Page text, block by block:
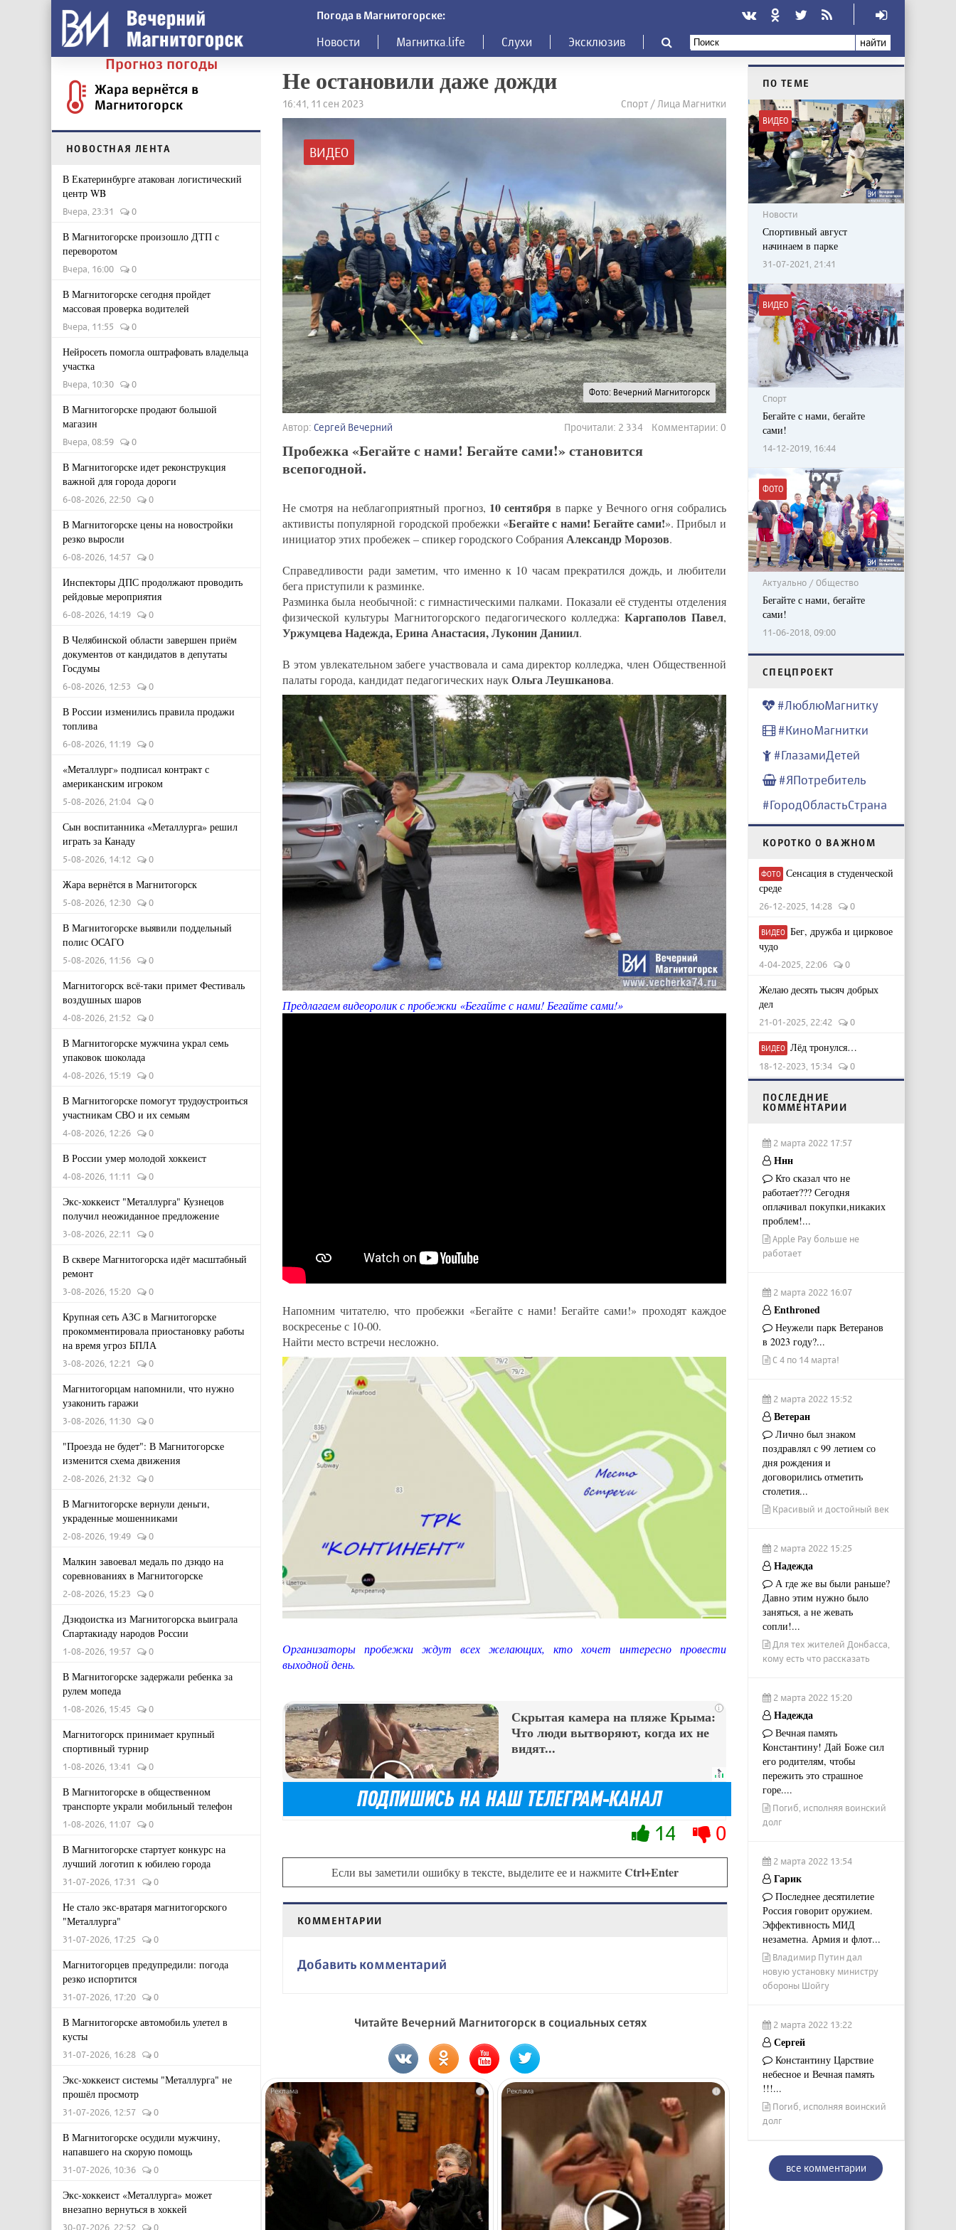
Погода в Магнитогорске:
Новости Магнитка.life Слухи Эксклюзив найти
Прогноз погоды
Жара вернётся в
Магнитогорск
НОВОСТНАЯ ЛЕНТА
В Екатеринбурге атакован логистический
центр WB
Вчера, 23:31 0
В Магнитогорске произошло ДТП с
переворотом
Вчера, 16:00 0
В Магнитогорске сегодня пройдет
массовая проверка водителей
Вчера, 11:55 0
Нейросеть помогла оштрафовать владельца
участка
Вчера, 10:30 0
В Магнитогорске продают большой
магазин
Вчера, 08:59 0
В Магнитогорске идет реконструкция
важной для города дороги
6-08-2026, 22:50 0
В Магнитогорске цены на новостройки
резко выросли
6-08-2026, 14:57 0
Инспекторы ДПС продолжают проводить
рейдовые мероприятия
6-08-2026, 14:19 0
В Челябинской области завершен приём
документов от кандидатов в депутаты
Госдумы
6-08-2026, 12:53 0
В России изменились правила продажи
топлива
6-08-2026, 11:19 0
«Металлург» подписал контракт с
американским игроком
5-08-2026, 21:04 0
Сын воспитанника «Металлурга» решил
играть за Канаду
5-08-2026, 14:12 0
Жара вернётся в Магнитогорск
5-08-2026, 12:30 0
В Магнитогорске выявили поддельный
полис ОСАГО
5-08-2026, 11:56 0
Магнитогорск всё-таки примет Фестиваль
воздушных шаров
4-08-2026, 21:52 0
В Магнитогорске мужчина украл семь
упаковок шоколада
4-08-2026, 15:19 0
В Магнитогорске помогут трудоустроиться
участникам СВО и их семьям
4-08-2026, 12:26 0
В России умер молодой хоккеист
4-08-2026, 11:11 0
Экс-хоккеист "Металлурга" Кузнецов
получил неожиданное предложение
3-08-2026, 22:11 0
В сквере Магнитогорска идёт масштабный
ремонт
3-08-2026, 15:20 0
Крупная сеть АЗС в Магнитогорске
прокомментировала приостановку работы
на время угроз БПЛА
3-08-2026, 12:21 0
Магнитогорцам напомнили, что нужно
узаконить гаражи
3-08-2026, 11:30 0
"Проезда не будет": В Магнитогорске
изменится схема движения
2-08-2026, 21:32 0
В Магнитогорске вернули деньги,
украденные мошенниками
2-08-2026, 19:49 0
Малкин завоевал медаль по дзюдо на
соревнованиях в Магнитогорске
2-08-2026, 15:23 0
Дзюдоистка из Магнитогорска выиграла
Спартакиаду народов России
1-08-2026, 19:57 0
В Магнитогорске задержали ребенка за
рулем мопеда
1-08-2026, 15:45 0
Магнитогорск принимает крупный
спортивный турнир
1-08-2026, 13:41 0
В Магнитогорске в общественном
транспорте украли мобильный телефон
1-08-2026, 11:07 0
В Магнитогорске стартует конкурс на
лучший логотип к юбилею города
31-07-2026, 17:31 0
Не стало экс-вратаря магнитогорского
"Металлурга"
31-07-2026, 17:25 0
Магнитогорцев предупредили: погода
резко испортится
31-07-2026, 17:20 0
В Магнитогорске автомобиль улетел в
кусты
31-07-2026, 16:28 0
Экс-хоккеист системы "Металлурга" не
прошёл просмотр
31-07-2026, 12:57 0
В Магнитогорске осудили мужчину,
напавшего на скорую помощь
31-07-2026, 10:36 0
Экс-хоккеист «Металлурга» может
внезапно вернуться в хоккей
30-07-2026, 22:52 0
Не остановили даже дожди
16:41, 11 сен 2023 Спорт / Лица Магнитки
ВИДЕО
Фото: Вечерний Магнитогорск
Автор: Сергей Вечерний Прочитали: 2 334 Комментарии: 0
Пробежка «Бегайте с нами! Бегайте сами!» становится
всепогодной.
Не смотря на неблагоприятный прогноз, 10 сентября в парке у Вечного огня собрались
активисты популярной городской пробежки «Бегайте с нами! Бегайте сами!». Прибыл и
инициатор этих пробежек – спикер городского СобранияАлександр Морозов.
Справедливости ради заметим, что именно к 10 часам прекратился дождь, и любители
бега приступили к разминке.
Разминка была необычной: с гимнастическими палками. Показали её студенты отделения
физической культуры Магнитогорского педагогического колледжа: Каргаполов Павел,
Уржумцева Надежда, Ерина Анастасия, Луконин Даниил.
В этом увлекательном забеге участвовала и сама директор колледжа, член Общественной
палаты города, кандидат педагогических наукОльга Леушканова.
Предлагаем видеоролик с пробежки «Бегайте с нами! Бегайте сами!»
Напомним читателю, что пробежки «Бегайте с нами! Бегайте сами!» проходят каждое
воскресенье с 10-00.
Найти место встречи несложно.
Организаторы пробежки ждут всех желающих, кто хочет интересно провести
выходной день.
i
Скрытая камера на пляже Крыма:
Что люди вытворяют, когда их не
видят...
14 0
Если вы заметили ошибку в тексте, выделите ее и нажмитеCtrl+Enter
КОММЕНТАРИИ
Добавить комментарий
Читайте Вечерний Магнитогорск в социальных сетях
i i
ПО ТЕМЕ
ВИДЕО
Новости
Спортивный август
начинаем в парке
31-07-2021, 21:41
ВИДЕО
Спорт
Бегайте с нами, бегайте
сами!
14-12-2019, 16:44
ФОТО
Актуально / Общество
Бегайте с нами, бегайте
сами!
11-06-2018, 09:00
CПЕЦПРОЕКТ
#ЛюблюМагнитку
#КиноМагнитки
#ГлазамиДетей
#ЯПотребитель
#ГородОбластьСтрана
КОРОТКО О ВАЖНОМ
ФОТО Сенсация в студенческой
среде
26-12-2025, 14:28 0
ВИДЕО Бег, дружба и цирковое
чудо
4-04-2025, 22:06 0
Желаю десять тысяч добрых
дел
21-01-2025, 22:42 0
ВИДЕО Лёд тронулся…
18-12-2023, 15:34 0
ПОСЛЕДНИЕ
КОММЕНТАРИИ
2 марта 2022 17:57
Ннн
Кто сказал что не
работает??? Сегодня
оплачивал покупки,никаких
проблем!...
Apple Pay больше не
работает
2 марта 2022 16:07
Enthroned
Неужели парк Ветеранов
в 2023 году?...
С 4 по 14 марта!
2 марта 2022 15:52
Ветеран
Лично был знаком
поздравлял с 99 летием со
дня рождения и
договорились отметить
столетия...
Красивый и достойный век
2 марта 2022 15:25
Надежда
А где же вы были раньше?
Давно этим нужно было
заняться, а не жевать
сопли!...
Для тех жителей Донбасса,
кому есть что рассказать
2 марта 2022 15:20
Надежда
Вечная память
Константину! Дай Боже сил
его родителям, чтобы
пережить это страшное
горе....
Погиб, исполняя воинский
долг
2 марта 2022 13:54
Гарик
Последнее десятилетие
Россия говорит оружием.
Эффективность МИД
незаметна. Армия и флот...
Владимир Путин дал
новую установку министру
обороны Шойгу
2 марта 2022 13:22
Сергей
Константину Царствие
небесное и Вечная память
!!!...
Погиб, исполняя воинский
долг
все комментарии